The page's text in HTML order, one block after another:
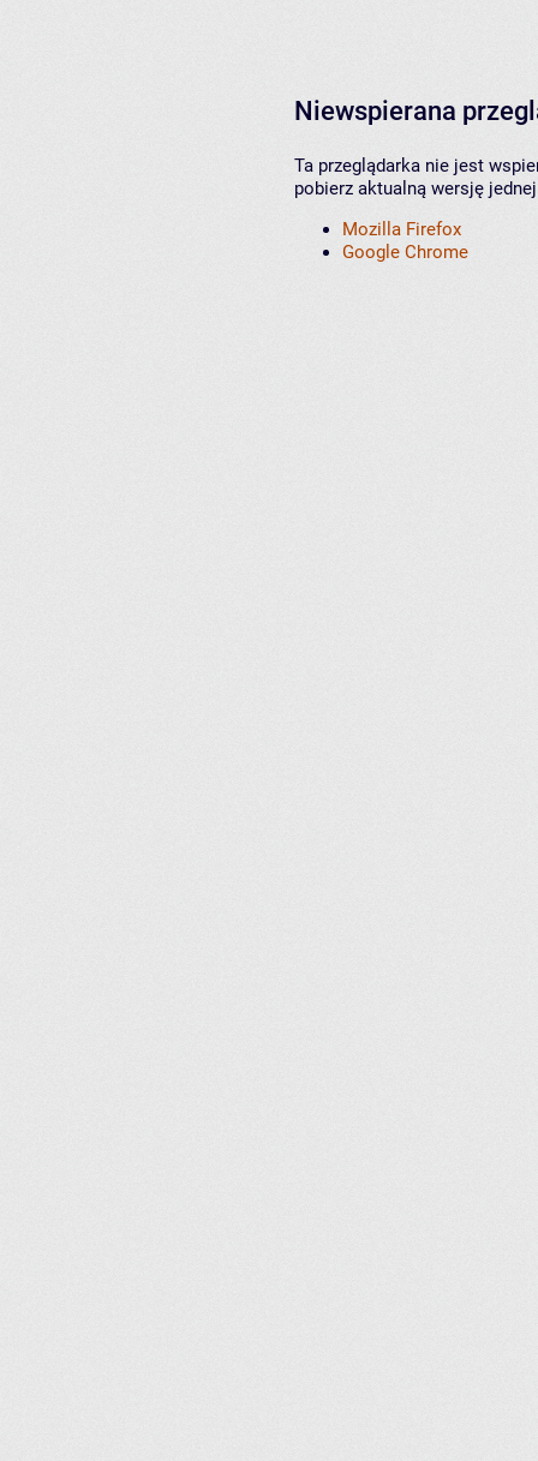
Niewspierana
Ta przeglądarka nie jest
pobierz aktualną wersję
Mozilla Firefox
Google Chrome